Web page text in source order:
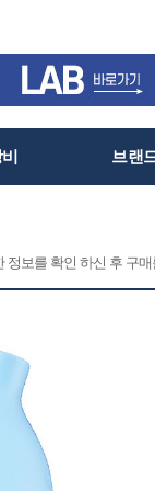
브랜
보를 확인 하신 후 구